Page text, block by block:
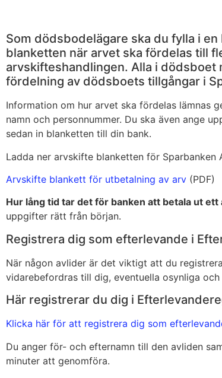
Som dödsbodelägare ska du fylla i
blanketten när arvet ska fördelas till
arvskifteshandlingen. Alla i dödsboet
fördelning av dödsboets tillgångar i
Information om hur arvet ska fördelas lämnas
namn och personnummer. Du ska även ange
sedan in blanketten till din bank.
Ladda ner arvskifte blanketten för Sparbanken
Arvskifte blankett för utbetalning av arv (PDF)
Hur lång tid tar det för banken att betala ut ett
uppgifter rätt från början.
Registrera dig som efterlevande i
När någon avlider är det viktigt att du
vidarebefordras till dig, eventuella osynliga
Här registrerar du dig i
Klicka här för att registrera dig som
Du anger för- och efternamn till den avliden
minuter att genomföra.